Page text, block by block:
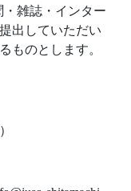
・雑誌・インター
出していただい
ものとします。